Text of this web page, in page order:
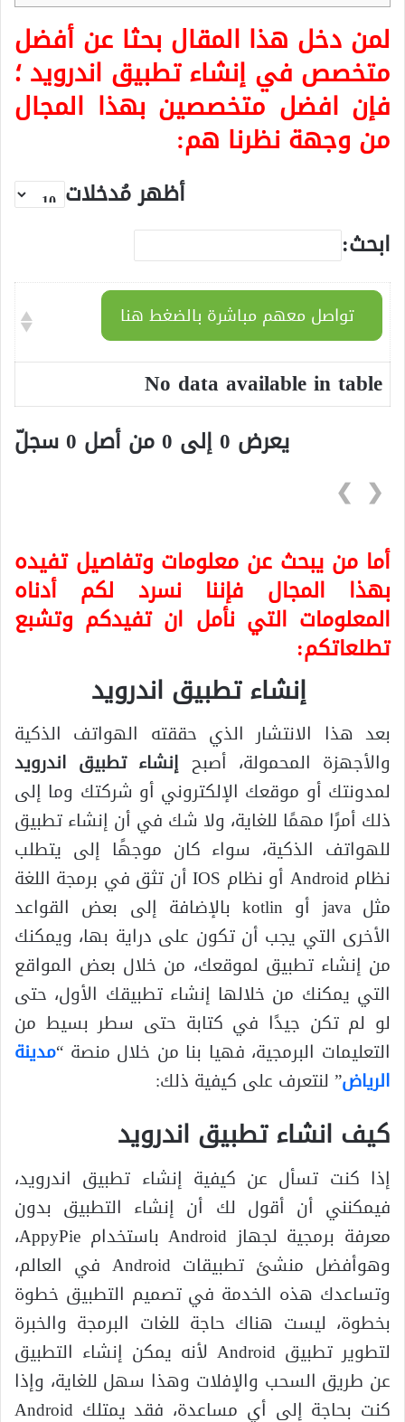
لمن دخل هذا المقال بحثا عن أفضل
متخصص في إنشاء تطبيق اندرويد ؛
فإن افضل متخصصين بهذا المجال
من وجهة نظرنا هم:
أظهر مُدخلات
ابحث:
تواصل معهم مباشرة بالضغط هنا
No data available in table
يعرض 0 إلى 0 من أصل 0 سجلّ
❮
❯
أما من يبحث عن معلومات وتفاصيل تفيده
بهذا المجال فإننا نسرد لكم أدناه
المعلومات التي نأمل ان تفيدكم وتشبع
تطلعاتكم:
إنشاء تطبيق اندرويد
بعد هذا الانتشار الذي حققته الهواتف الذكية
والأجهزة المحمولة، أصبح إنشاء تطبيق اندرويد
لمدونتك أو موقعك الإلكتروني أو شركتك وما إلى
ذلك أمرًا مهمًا للغاية، ولا شك في أن إنشاء تطبيق
للهواتف الذكية، سواء كان موجهًا إلى يتطلب
نظام Android أو نظام IOS أن تثق في برمجة اللغة
مثل java أو kotlin بالإضافة إلى بعض القواعد
الأخرى التي يجب أن تكون على دراية بها، ويمكنك
من إنشاء تطبيق لموقعك، من خلال بعض المواقع
التي يمكنك من خلالها إنشاء تطبيقك الأول، حتى
لو لم تكن جيدًا في كتابة حتى سطر بسيط من
التعليمات البرمجية، فهيا بنا من خلال منصة “مدينة
الرياض” لنتعرف على كيفية ذلك:
كيف انشاء تطبيق اندرويد
إذا كنت تسأل عن كيفية إنشاء تطبيق اندرويد،
فيمكنني أن أقول لك أن إنشاء التطبيق بدون
معرفة برمجية لجهاز Android باستخدام AppyPie،
وهوأفضل منشئ تطبيقات Android في العالم،
وتساعدك هذه الخدمة في تصميم التطبيق خطوة
بخطوة، ليست هناك حاجة للغات البرمجة والخبرة
لتطوير تطبيق Android لأنه يمكن إنشاء التطبيق
عن طريق السحب والإفلات وهذا سهل للغاية، وإذا
كنت بحاجة إلى أي مساعدة، فقد يمتلك Android